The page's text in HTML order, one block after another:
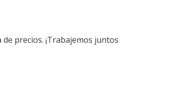
precios. ¡Trabajemos juntos